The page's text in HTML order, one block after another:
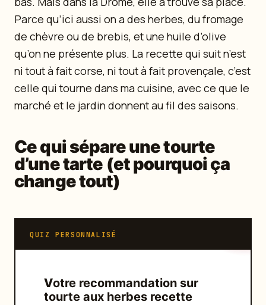
Parce qu’ici aussi on a des herbes, du fromage
de chèvre ou de brebis, et une huile d’olive
qu’on ne présente plus. La recette qui suit n’est
ni tout à fait corse, ni tout à fait provençale, c’est
celle qui tourne dans ma cuisine, avec ce que le
marché et le jardin donnent au fil des saisons.
Ce qui sépare une tourte
d’une tarte (et pourquoi ça
change tout)
QUIZ PERSONNALISÉ
Votre recommandation sur
tourte aux herbes recette